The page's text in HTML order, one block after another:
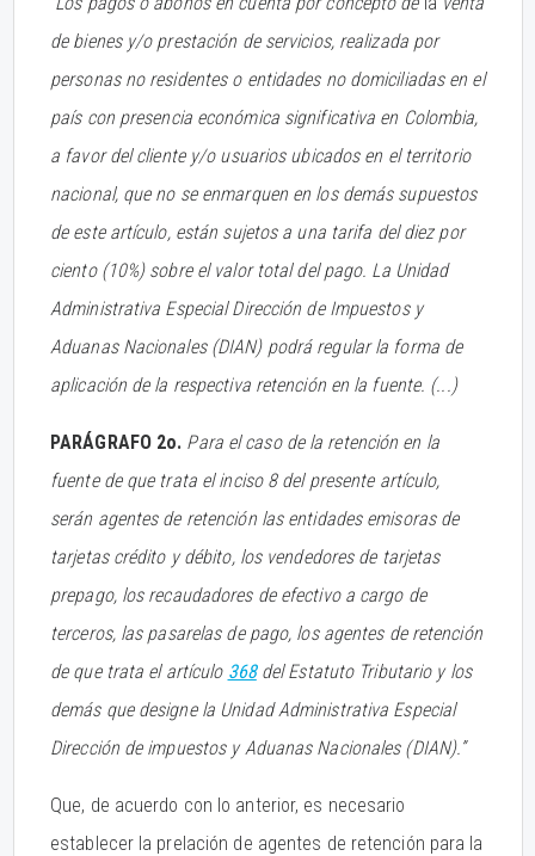
de bienes y/o prestación de servicios, realizada por
personas no residentes o entidades no domiciliadas en el
país con presencia económica significativa en Colombia,
a favor del cliente y/o usuarios ubicados en el territorio
nacional, que no se enmarquen en los demás supuestos
de este artículo, están sujetos a una tarifa del diez por
ciento (10%) sobre el valor total del pago. La Unidad
Administrativa Especial Dirección de Impuestos y
Aduanas Nacionales (DIAN) podrá regular la forma de
aplicación de la respectiva retención en la fuente. (...)
PARÁGRAFO 2o. Para el caso de la retención en la
fuente de que trata el inciso 8 del presente artículo,
serán agentes de retención las entidades emisoras de
tarjetas crédito y débito, los vendedores de tarjetas
prepago, los recaudadores de efectivo a cargo de
terceros, las pasarelas de pago, los agentes de retención
de que trata el artículo 368del Estatuto Tributario y los
demás que designe la Unidad Administrativa Especial
Dirección de impuestos y Aduanas Nacionales (DIAN).”
Que, de acuerdo con lo anterior, es necesario
establecer la prelación de agentes de retención para la